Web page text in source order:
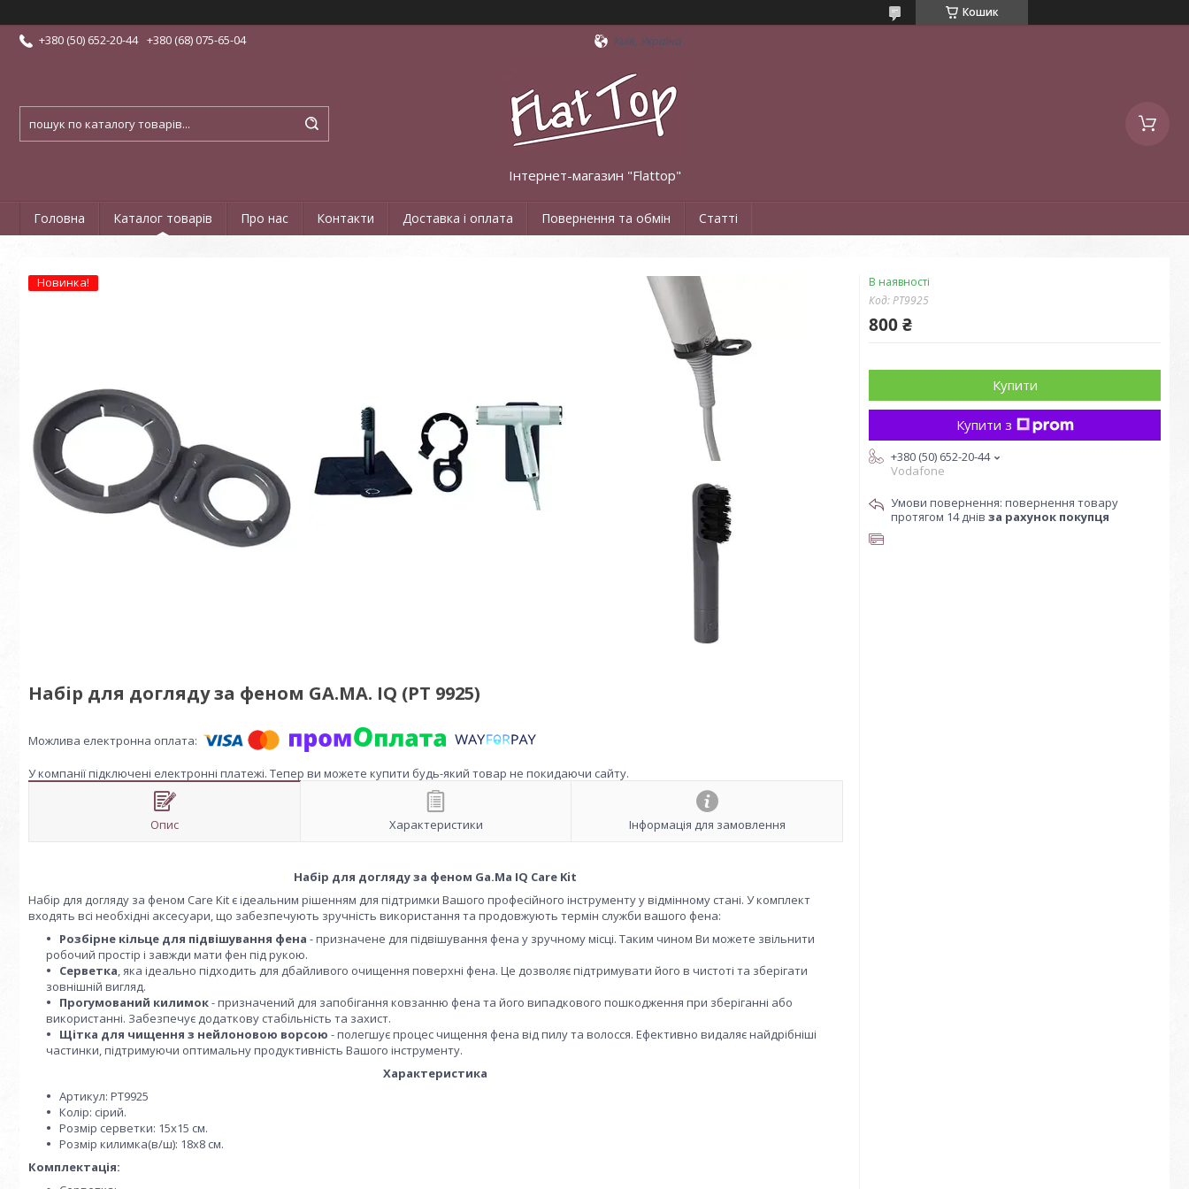
Кошик
+380 (50) 652-20-44 +380 (68) 075-65-04 Київ, Україна
Інтернет-магазин "Flattop"
Головна Каталог товарів Про нас Контакти Доставка і оплата Повернення та обмін Статті
Новинка!
Набір для догляду за феном GA.MA. IQ (PT 9925)
У компанії підключені електронні платежі. Тепер ви можете купити будь-який товар не покидаючи сайту.
Опис Характеристики Інформація для замовлення
Набір для догляду за феном Ga.Ma IQ Care Kit
Набір для догляду за феном Care Kit є ідеальним рішенням для підтримки Вашого професійного інструменту у відмінному стані. У комплект
входять всі необхідні аксесуари, що забезпечують зручність використання та продовжують термін служби вашого фена:
Розбірне кільце для підвішування фена - призначене для підвішування фена у зручному місці. Таким чином Ви можете звільнити
робочий простір і завжди мати фен під рукою.
Серветка, яка ідеально підходить для дбайливого очищення поверхні фена. Це дозволяє підтримувати його в чистоті та зберігати
зовнішній вигляд.
Прогумований килимок- призначений для запобігання ковзанню фена та його випадкового пошкодження при зберіганні або
використанні. Забезпечує додаткову стабільність та захист.
Щітка для чищення з нейлоновою ворсою - полегшує процес чищення фена від пилу та волосся. Ефективно видаляє найдрібніші
частинки, підтримуючи оптимальну продуктивність Вашого інструменту.
Характеристика
Артикул: PT9925
Колір: сірий.
Розмір серветки: 15х15 см.
Розмір килимка(в/ш): 18х8 см.
Комплектація:
В наявності
Код:PT9925
800 ₴
Купити
Купити з
+380 (50) 652-20-44
Vodafone
повернення товару
протягом 14 днів за рахунок покупця